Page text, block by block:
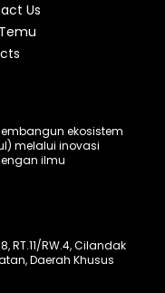
Us
ekosistem
melalui inovasi
ilmu
RT.11/RW.4, Cilandak
Daerah Khusus